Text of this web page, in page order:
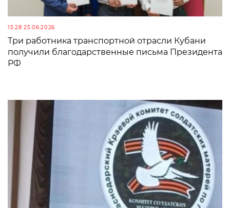
15:28 25.06.2026
Три работника транспортной отрасли Кубани
получили благодарственные письма Президента
РФ